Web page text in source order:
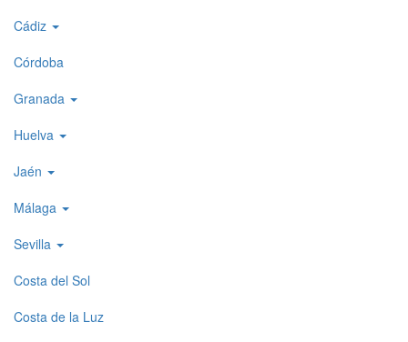
1
Cádiz
Córdoba
Granada
Huelva
Jaén
Málaga
Sevilla
Costa del Sol
Costa de la Luz